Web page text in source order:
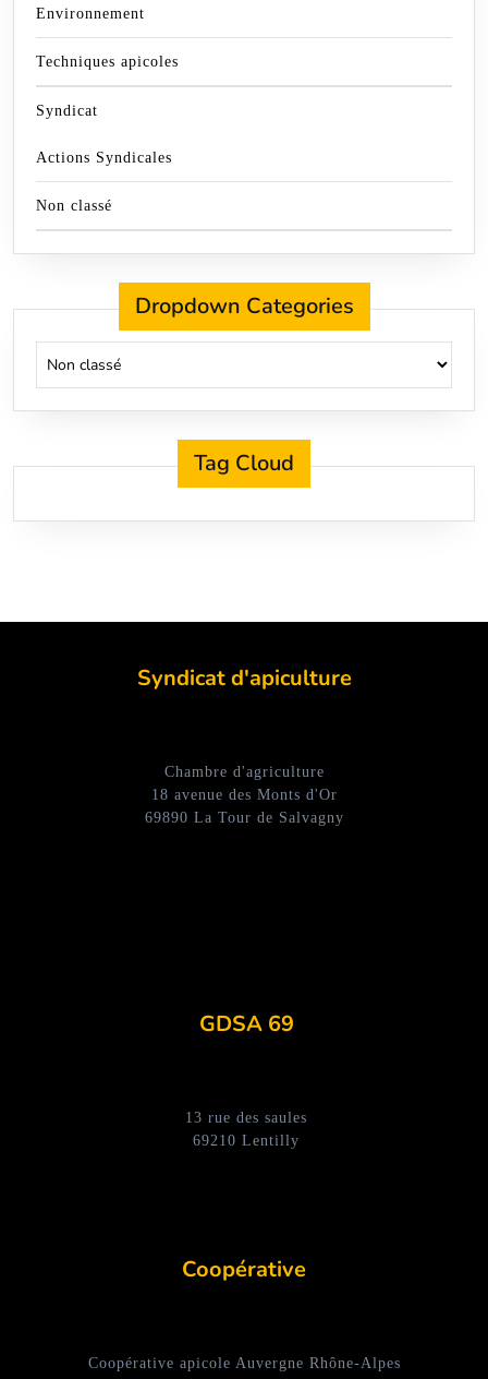
Environnement
Techniques apicoles
Syndicat
Actions Syndicales
Non classé
Dropdown Categories
Tag Cloud
Syndicat d'apiculture
Chambre d'agriculture
18 avenue des Monts d'Or
69890 La Tour de Salvagny
GDSA 69
13 rue des saules
69210 Lentilly
Coopérative
Coopérative apicole Auvergne Rhône-Alpes